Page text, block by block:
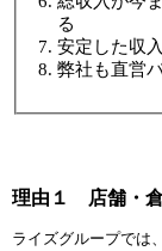
る
安定した収
弊社も直営
理由１ 店舗・倉
ライズグループでは